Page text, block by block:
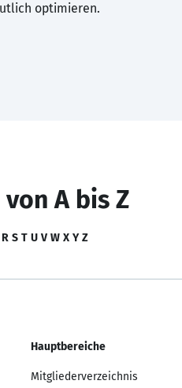
optimieren.
A bis Z
R S T U V W X Y Z
Hauptbereiche
Mitgliederverzeichnis